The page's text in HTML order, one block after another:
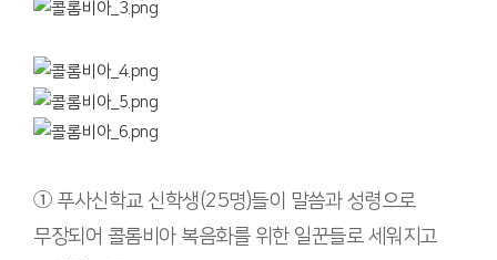
① 푸사신학교 신학생(25명)들이 말씀과 성령으로
무장되어 콜롬비아 복음화를 위한 일꾼들로 세워지고